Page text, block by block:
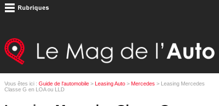
Vous êtes ici : Guide de l'automobile> Leasing Auto> Mercedes > Leasing Mercedes
Classe G en LOA ou LLD